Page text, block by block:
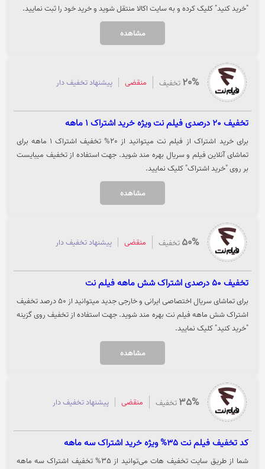
"خرید کنید" کلیک کرده و به سایت اکالا منتقل شوید و خرید خود را ثبت نمایید.
مشاهده
20% تخفیف منقضی پیشنهاد تخفیف دار
تخفیف 20 درصدی فیلم نت ویژه خرید اشتراک 1 ماهه
برای خرید اشتراک از فیلم نت میتوانید از 20% تخفیف اشتراک 1 ماهه برای
تماشای آنلاین فیلم و سریال بهره مند شوید. جهت استفاده از تخفیف میبایست
بر روی "خرید اشتراک" کلیک نمایید.
مشاهده
50% تخفیف منقضی پیشنهاد تخفیف دار
تخفیف 50 درصدی اشتراک شش ماهه فیلم نت
برای تماشای سریال اختصاصی ایرانی و خارجی جدید میتوانید از 50 درصد تخفیف
اشتراک شش ماهه فیلم نت بهره مند شوید. جهت استفاده از تخفیف روی گزینه
"خرید کنید" کلیک نمایید.
مشاهده
35% تخفیف منقضی پیشنهاد تخفیف دار
کد تخفیف فیلم نت 35% ویژه خرید اشتراک سه ماهه
شما از طریق سایت تخفیف هات می‌توانید از 35% تخفیف اشتراک سه ماهه